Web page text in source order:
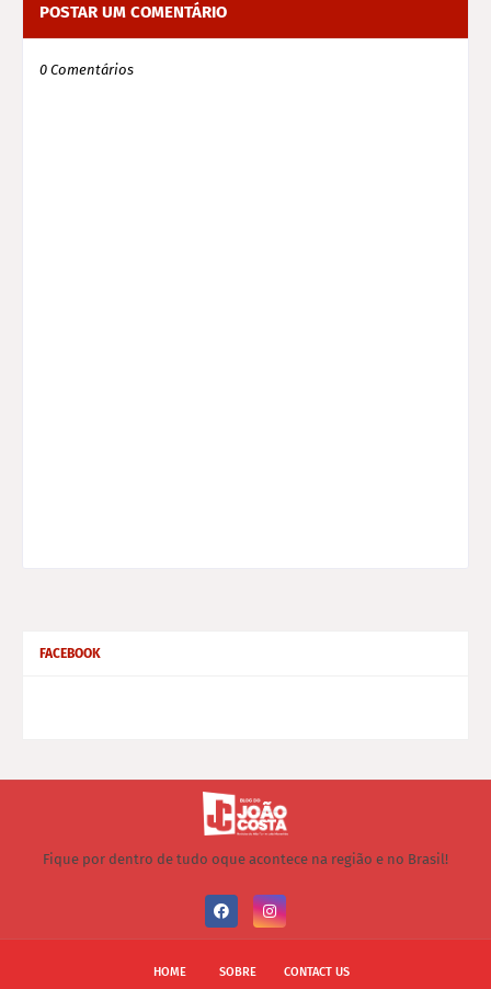
POSTAR UM COMENTÁRIO
0 Comentários
FACEBOOK
Fique por dentro de tudo oque acontece na região e no Brasil!
HOME SOBRE CONTACT US